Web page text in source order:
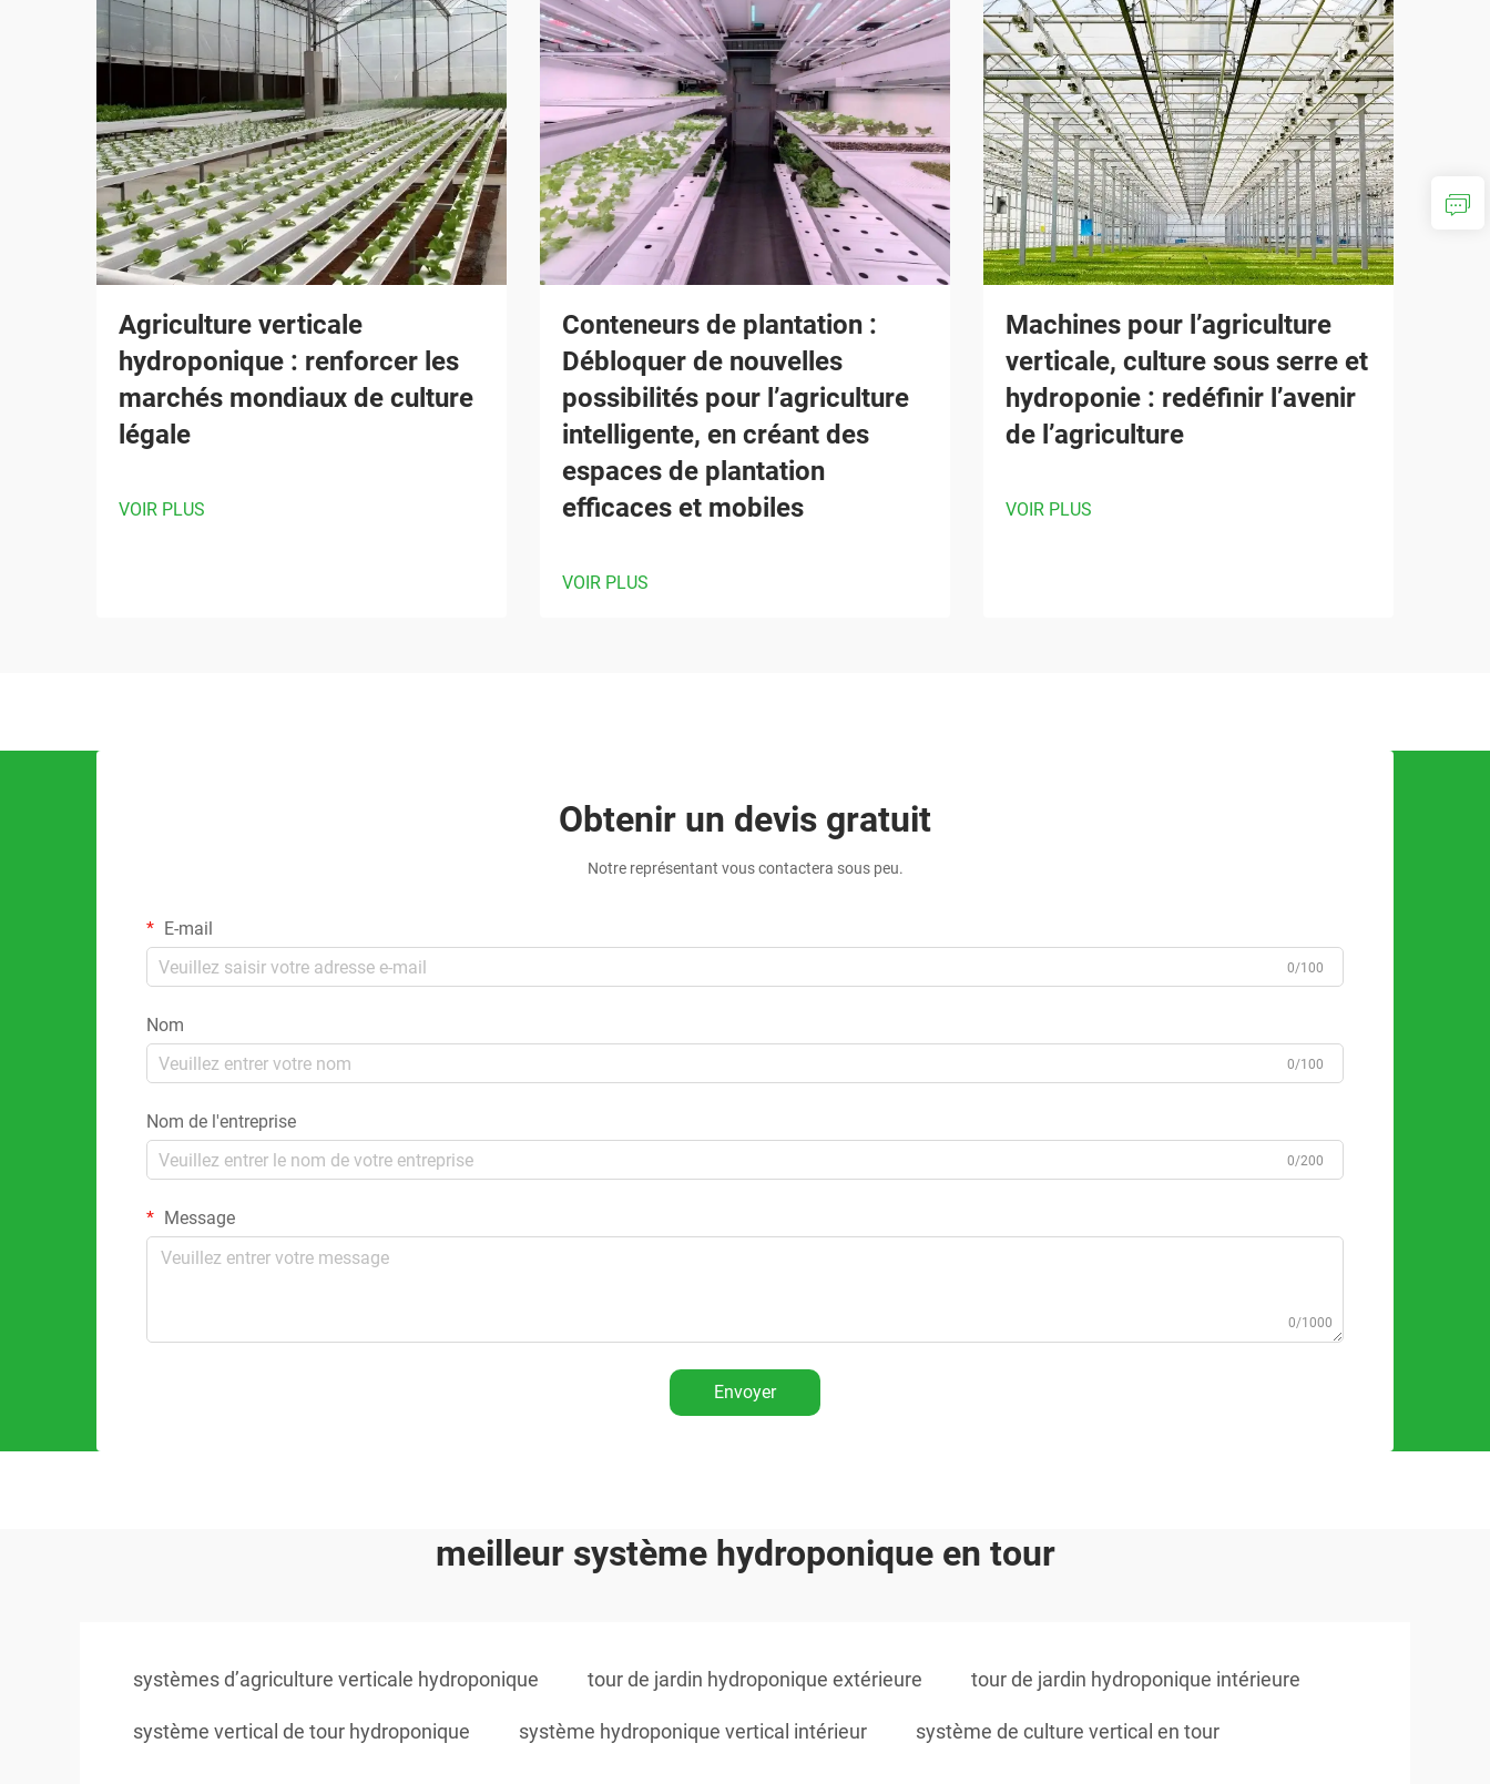
Agriculture verticale
hydroponique : renforcer les
marchés mondiaux de culture
légale
VOIR PLUS
Conteneurs de plantation :
Débloquer de nouvelles
possibilités pour l’agriculture
intelligente, en créant des
espaces de plantation
efficaces et mobiles
VOIR PLUS
Machines pour l’agriculture
verticale, culture sous serre et
hydroponie : redéfinir l’avenir
de l’agriculture
VOIR PLUS
Obtenir un devis gratuit
Notre représentant vous contactera sous peu.
E-mail
0/100
Nom
0/100
Nom de l'entreprise
0/200
Message
0/1000
Envoyer
meilleur système hydroponique en tour
systèmes d’agriculture verticale hydroponique tour de jardin hydroponique extérieure tour de jardin hydroponique intérieure
système vertical de tour hydroponique système hydroponique vertical intérieur système de culture vertical en tour